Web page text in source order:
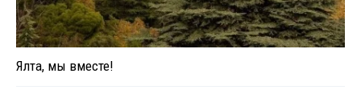
Ялта, мы вместе!